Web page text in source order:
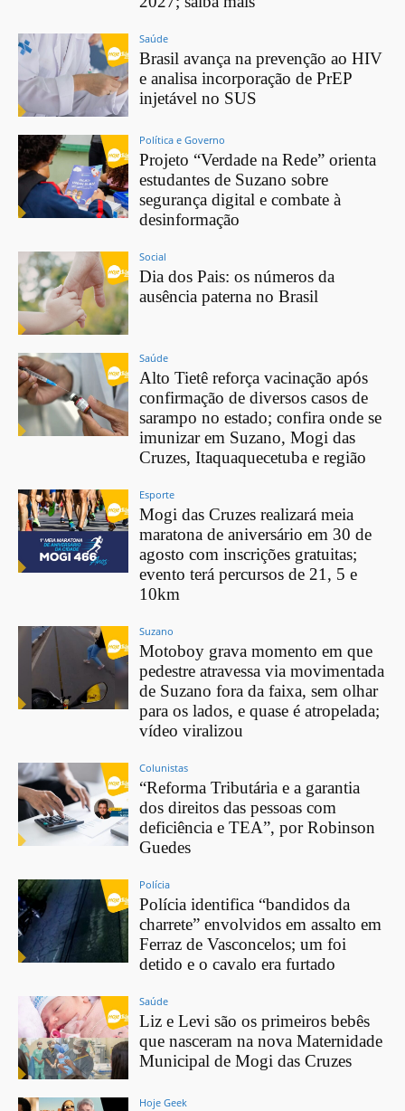
Saúde
Brasil avança na prevenção ao HIV
e analisa incorporação de PrEP
injetável no SUS
Política e Governo
Projeto “Verdade na Rede” orienta
estudantes de Suzano sobre
segurança digital e combate à
desinformação
Social
Dia dos Pais: os números da
ausência paterna no Brasil
Saúde
Alto Tietê reforça vacinação após
confirmação de diversos casos de
sarampo no estado; confira onde se
imunizar em Suzano, Mogi das
Cruzes, Itaquaquecetuba e região
Esporte
Mogi das Cruzes realizará meia
maratona de aniversário em 30 de
agosto com inscrições gratuitas;
evento terá percursos de 21, 5 e
10km
Suzano
Motoboy grava momento em que
pedestre atravessa via movimentada
de Suzano fora da faixa, sem olhar
para os lados, e quase é atropelada;
vídeo viralizou
Colunistas
“Reforma Tributária e a garantia
dos direitos das pessoas com
deficiência e TEA”, por Robinson
Guedes
Polícia
Polícia identifica “bandidos da
charrete” envolvidos em assalto em
Ferraz de Vasconcelos; um foi
detido e o cavalo era furtado
Saúde
Liz e Levi são os primeiros bebês
que nasceram na nova Maternidade
Municipal de Mogi das Cruzes
Hoje Geek